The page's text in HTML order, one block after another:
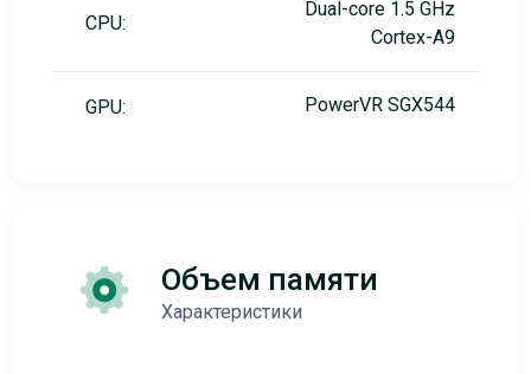
CPU:
Dual-core 1.5 GHz
Cortex-A9
GPU: PowerVR SGX544
Объем памяти
Характеристики